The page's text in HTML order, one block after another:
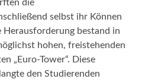
die
selbst ihr Können
Herausforderung bestand in
hohen, freistehenden
„Euro-Tower“. Diese
den Studierenden